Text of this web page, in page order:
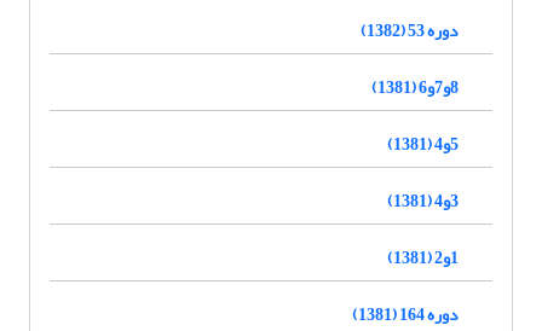
دوره 53 (1382)
8و7و6 (1381)
5و4 (1381)
3و4 (1381)
1و2 (1381)
دوره 164 (1381)